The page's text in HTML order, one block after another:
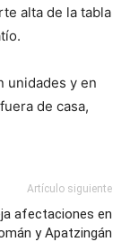
alta de la tabla
unidades y en
de casa,
Artículo siguiente
afectaciones en
y Apatzingán